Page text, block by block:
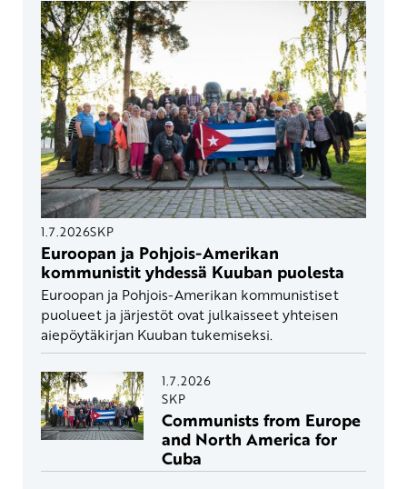
1.7.2026SKP
Euroopan ja Pohjois-Amerikan
kommunistit yhdessä Kuuban puolesta
Euroopan ja Pohjois-Amerikan kommunistiset
puolueet ja järjestöt ovat julkaisseet yhteisen
aiepöytäkirjan Kuuban tukemiseksi.
1.7.2026
SKP
Communists from Europe
and North America for
Cuba